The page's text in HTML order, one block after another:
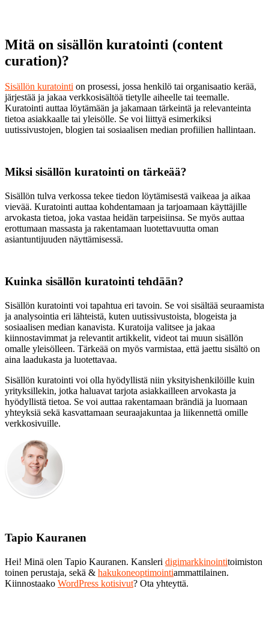
Mitä on sisällön kuratointi (content
curation)?
Sisällön kuratointi on prosessi, jossa henkilö tai organisaatio kerää,
järjestää ja jakaa verkkosisältöä tietylle aiheelle tai teemalle.
Kuratointi auttaa löytämään ja jakamaan tärkeintä ja relevanteinta
tietoa asiakkaalle tai yleisölle. Se voi liittyä esimerkiksi
uutissivustojen, blogien tai sosiaalisen median profiilien hallintaan.
Miksi sisällön kuratointi on tärkeää?
Sisällön tulva verkossa tekee tiedon löytämisestä vaikeaa ja aikaa
vievää. Kuratointi auttaa kohdentamaan ja tarjoamaan käyttäjille
arvokasta tietoa, joka vastaa heidän tarpeisiinsa. Se myös auttaa
erottumaan massasta ja rakentamaan luotettavuutta oman
asiantuntijuuden näyttämisessä.
Kuinka sisällön kuratointi tehdään?
Sisällön kuratointi voi tapahtua eri tavoin. Se voi sisältää seuraamista
ja analysointia eri lähteistä, kuten uutissivustoista, blogeista ja
sosiaalisen median kanavista. Kuratoija valitsee ja jakaa
kiinnostavimmat ja relevantit artikkelit, videot tai muun sisällön
omalle yleisölleen. Tärkeää on myös varmistaa, että jaettu sisältö on
aina laadukasta ja luotettavaa.
Sisällön kuratointi voi olla hyödyllistä niin yksityishenkilöille kuin
yrityksillekin, jotka haluavat tarjota asiakkailleen arvokasta ja
hyödyllistä tietoa. Se voi auttaa rakentamaan brändiä ja luomaan
yhteyksiä sekä kasvattamaan seuraajakuntaa ja liikennettä omille
verkkosivuille.
Tapio Kauranen
Hei! Minä olen Tapio Kauranen. Kansleri digimarkkinointitoimiston
toinen perustaja, sekä & hakukoneoptimointiammattilainen.
Kiinnostaako WordPress kotisivut? Ota yhteyttä.